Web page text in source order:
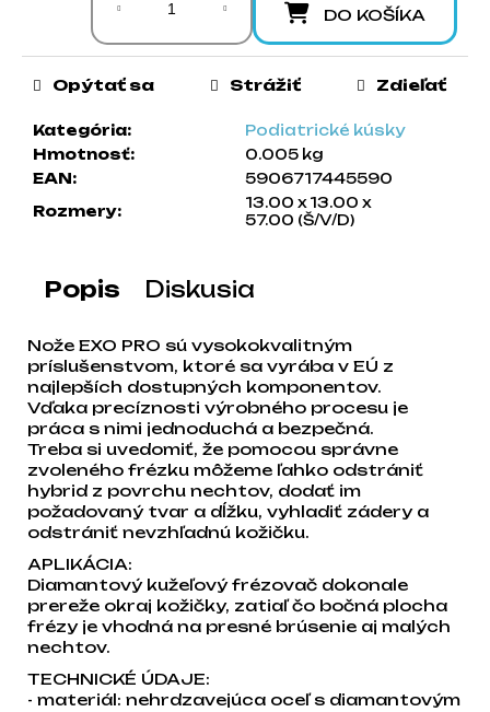
DO KOŠÍKA
Kategória:
Podiatrické kúsky
Hmotnosť:
0.005 kg
EAN:
5906717445590
Rozmery:
13.00 x 13.00 x
57.00 (Š/V/D)
Opýtať sa Strážiť Zdieľať
Popis Diskusia
Nože EXO PRO sú vysokokvalitným
príslušenstvom, ktoré sa vyrába v EÚ z
najlepších dostupných komponentov.
Vďaka precíznosti výrobného procesu je
práca s nimi jednoduchá a bezpečná.
Treba si uvedomiť, že pomocou správne
zvoleného frézku môžeme ľahko odstrániť
hybrid z povrchu nechtov, dodať im
požadovaný tvar a dĺžku, vyhladiť zádery a
odstrániť nevzhľadnú kožičku.
APLIKÁCIA:
Diamantový kužeľový frézovač dokonale
prereže okraj kožičky, zatiaľ čo bočná plocha
frézy je vhodná na presné brúsenie aj malých
nechtov.
TECHNICKÉ ÚDAJE:
- materiál: nehrdzavejúca oceľ s diamantovým
e